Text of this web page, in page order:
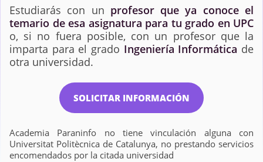
Estudiarás con un profesor que ya conoce el
temario de esa asignatura para tu grado en UPC
o, si no fuera posible, con un profesor que la
imparta para el grado Ingeniería Informática de
otra universidad.
SOLICITAR INFORMACIÓN
Academia Paraninfo no tiene vinculación alguna con
Universitat Politècnica de Catalunya, no prestando servicios
encomendados por la citada universidad